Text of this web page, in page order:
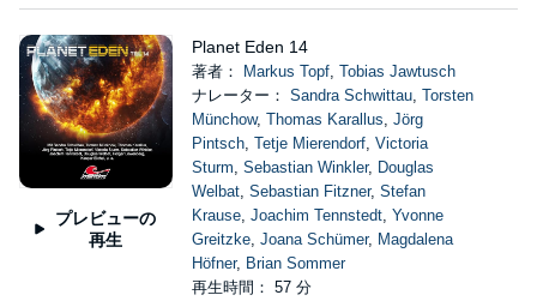
プレビューの
再生
Planet Eden 14
著者： Markus Topf, Tobias Jawtusch
ナレーター： Sandra Schwittau, Torsten
Münchow, Thomas Karallus, Jörg
Pintsch, Tetje Mierendorf, Victoria
Sturm, Sebastian Winkler, Douglas
Welbat, Sebastian Fitzner, Stefan
Krause, Joachim Tennstedt, Yvonne
Greitzke, Joana Schümer, Magdalena
Höfner, Brian Sommer
再生時間： 57 分